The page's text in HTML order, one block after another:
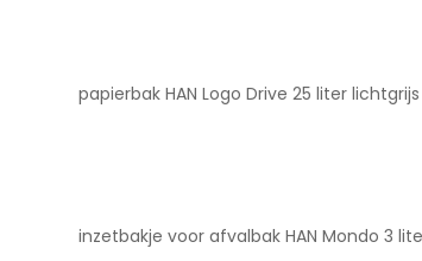
papierbak HAN Logo Drive 25 liter lichtgrijs
inzetbakje voor afvalbak HAN Mondo 3